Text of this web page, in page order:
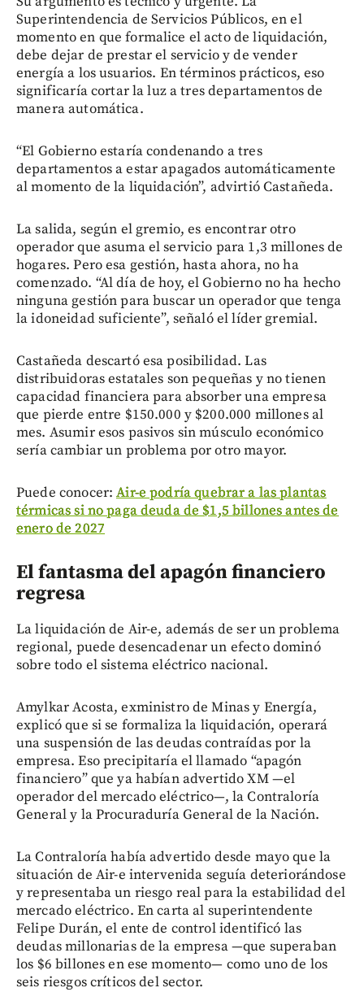
Superintendencia de Servicios Públicos, en el
momento en que formalice el acto de liquidación,
debe dejar de prestar el servicio y de vender
energía a los usuarios. En términos prácticos, eso
significaría cortar la luz a tres departamentos de
manera automática.
“El Gobierno estaría condenando a tres
departamentos a estar apagados automáticamente
al momento de la liquidación”, advirtió Castañeda.
La salida, según el gremio, es encontrar otro
operador que asuma el servicio para 1,3 millones de
hogares. Pero esa gestión, hasta ahora, no ha
comenzado. “Al día de hoy, el Gobierno no ha hecho
ninguna gestión para buscar un operador que tenga
la idoneidad suficiente”, señaló el líder gremial.
Castañeda descartó esa posibilidad. Las
distribuidoras estatales son pequeñas y no tienen
capacidad financiera para absorber una empresa
que pierde entre $150.000 y $200.000 millones al
mes. Asumir esos pasivos sin músculo económico
sería cambiar un problema por otro mayor.
Puede conocer:Air-e podría quebrar a las plantas
térmicas si no paga deuda de $1,5 billones antes de
enero de 2027
El fantasma del apagón financiero
regresa
La liquidación de Air-e, además de ser un problema
regional, puede desencadenar un efecto dominó
sobre todo el sistema eléctrico nacional.
Amylkar Acosta, exministro de Minas y Energía,
explicó que si se formaliza la liquidación, operará
una suspensión de las deudas contraídas por la
empresa. Eso precipitaría el llamado “apagón
financiero” que ya habían advertido XM —el
operador del mercado eléctrico—, la Contraloría
General y la Procuraduría General de la Nación.
La Contraloría había advertido desde mayo que la
situación de Air-e intervenida seguía deteriorándose
y representaba un riesgo real para la estabilidad del
mercado eléctrico. En carta al superintendente
Felipe Durán, el ente de control identificó las
deudas millonarias de la empresa —que superaban
los $6 billones en ese momento— como uno de los
seis riesgos críticos del sector.